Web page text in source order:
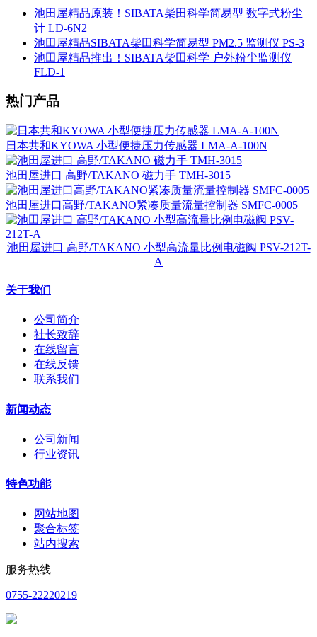
池田屋精品原装！SIBATA柴田科学简易型 数字式粉尘
计 LD-6N2
池田屋精品SIBATA柴田科学简易型 PM2.5 监测仪 PS-3
池田屋精品推出！SIBATA柴田科学 户外粉尘监测仪
FLD-1
热门产品
日本共和KYOWA 小型便捷压力传感器 LMA-A-100N
池田屋进口 高野/TAKANO 磁力手 TMH-3015
池田屋进口高野/TAKANO紧凑质量流量控制器 SMFC-0005
池田屋进口 高野/TAKANO 小型高流量比例电磁阀 PSV-212T-
A
关于我们
公司简介
社长致辞
在线留言
在线反馈
联系我们
新闻动态
公司新闻
行业资讯
特色功能
网站地图
聚合标签
站内搜索
服务热线
0755-22220219